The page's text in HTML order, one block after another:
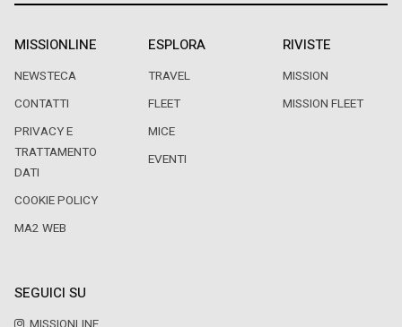
MISSIONLINE
NEWSTECA
CONTATTI
PRIVACY E
TRATTAMENTO
DATI
COOKIE POLICY
MA2 WEB
ESPLORA
TRAVEL
FLEET
MICE
EVENTI
RIVISTE
MISSION
MISSION FLEET
SEGUICI SU